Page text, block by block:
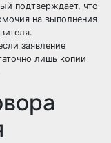
подтверждает, что
на выполнения
заявление
лишь копии